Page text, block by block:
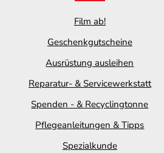
Film ab!
Geschenkgutscheine
Ausrüstung ausleihen
Reparatur- & Servicewerkstatt
Spenden - & Recyclingtonne
Pflegeanleitungen & Tipps
Spezialkunde